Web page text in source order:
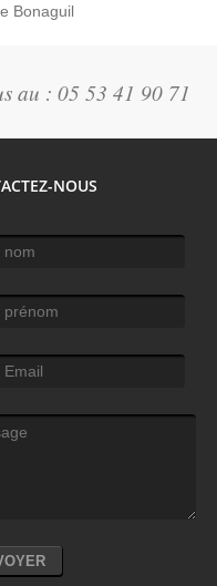
Bonaguil
au : 05 53 41 90 71
NOUS
nom
prénom
Email